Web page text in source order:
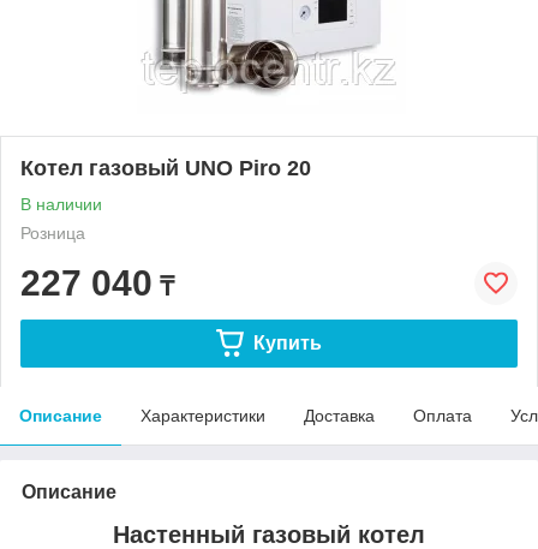
Котел газовый UNO Piro 20
В наличии
Розница
227 040 ₸
Купить
Описание Характеристики Доставка Оплата
Описание
Настенный газовый котел